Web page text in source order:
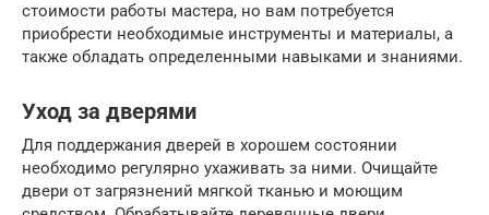
стоимости работы мастера, но вам потребуется
приобрести необходимые инструменты и материалы, а
также обладать определенными навыками и знаниями.
Уход за дверями
Для поддержания дверей в хорошем состоянии
необходимо регулярно ухаживать за ними. Очищайте
двери от загрязнений мягкой тканью и моющим